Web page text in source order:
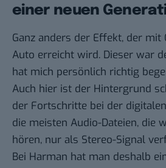
einer neuen
Ganz anders der Effekt, der mit
Auto erreicht wird. Dieser war
hat mich persönlich richtig
Auch hier ist der Hintergrund
der Fortschritte bei der
die meisten Audio-Dateien, die
hören, nur als Stereo-Signal
Bei Harman hat man deshalb